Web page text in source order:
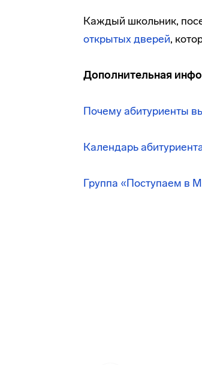
Каждый школьник,
открытых дверей,
Дополнительная
Почему абитуриенты
Календарь
Группа «Поступаем в